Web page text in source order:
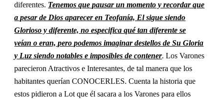
diferentes. Tenemos que pausar un momento y recordar que
a pesar de Dios aparecer en Teofanía, El sigue siendo
Glorioso y diferente, no especifica qué tan diferente se
veían o eran, pero podemos imaginar destellos de Su Gloria
y Luz siendo notables e imposibles de contener. Los Varones
parecieron Atractivos e Interesantes, de tal manera que los
habitantes querían CONOCERLES. Cuenta la historia que
estos pidieron a Lot que él sacara a los Varones para ellos